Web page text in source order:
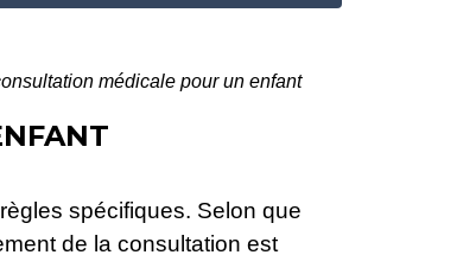
médicale pour un enfant
spécifiques. Selon que
de la consultation est